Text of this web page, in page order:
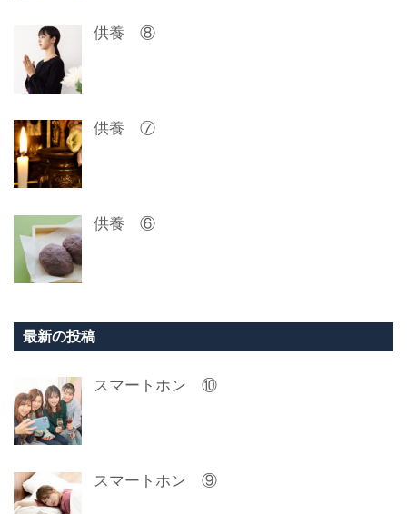
供養 ⑧
供養 ⑦
供養 ⑥
最新の投稿
スマートホン ⑩
スマートホン ⑨